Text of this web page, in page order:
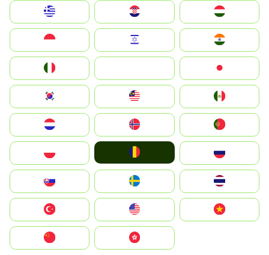
Magyarország
South Korea
United States
中國香港特別行政區